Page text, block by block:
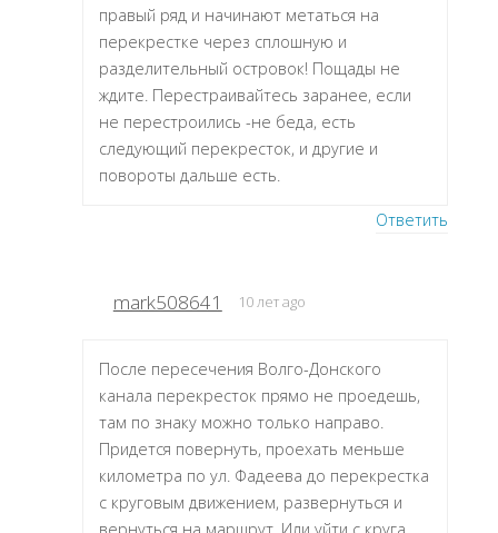
правый ряд и начинают метаться на
перекрестке через сплошную и
разделительный островок! Пощады не
ждите. Перестраивайтесь заранее, если
не перестроились -не беда, есть
следующий перекресток, и другие и
повороты дальше есть.
Ответить
mark508641 10 лет ago
После пересечения Волго-Донского
канала перекресток прямо не проедешь,
там по знаку можно только направо.
Придется повернуть, проехать меньше
километра по ул. Фадеева до перекрестка
с круговым движением, развернуться и